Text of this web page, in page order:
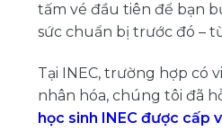
tấm vé đầu tiên để bạn
sức chuẩn bị trước đó –
Tại INEC, trường hợp có
nhân hóa, chúng tôi đã
học sinh INEC được cấp